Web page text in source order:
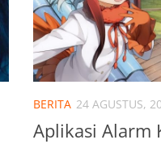
BERITA 24 AGUSTUS,
Aplikasi Alarm